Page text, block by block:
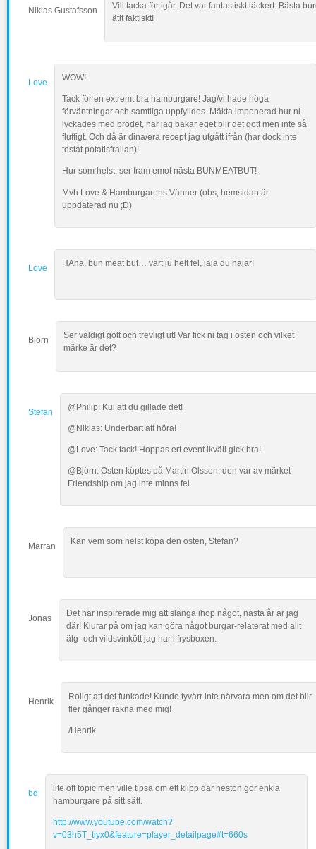
Niklas Gustafsson
Vill tacka för igår. Det var fantastiskt läckert. Bästa
ätit faktiskt!
Love WOW!
Tack för en extremt bra hamburgare! Jag/vi hade höga
förväntningar och samtliga uppfylldes. Mäkta imponerad hur ni
lyckades med brödet, när jag bakar eget blir det gott men inte så
fluffigt. Och då är dina/era recept jag utgått ifrån (har dock inte
testat potatisfrallan)!
Hur som helst, ser fram emot nästa BUNMEATBUT!
Mvh Love & Hamburgarens Vänner (obs, hemsidan är
uppdaterad nu ;D)
Love HAha, bun meat but… vart ju helt fel, jaja du hajar!
Björn
Ser väldigt gott och trevligt ut! Var fick ni tag i osten och vilket
märke är det?
Stefan @Philip: Kul att du gillade det!
@Niklas: Underbart att höra!
@Love: Tack tack! Hoppas ert event ikväll gick bra!
@Björn: Osten köptes på Martin Olsson, den var av märket
Friendship om jag inte minns fel.
Marran Kan vem som helst köpa den osten, Stefan?
Jonas
Det här inspirerade mig att slänga ihop något, nästa år är jag
där! Klurar på om jag kan göra något burgar-relaterat med allt
älg- och vildsvinkött jag har i frysboxen.
Henrik
Roligt att det funkade! Kunde tyvärr inte närvara men om det blir
fler gånger räkna med mig!
/Henrik
bd
lite off topic men ville tipsa om ett klipp där heston gör enkla
hamburgare på sitt sätt.
http://www.youtube.com/watch?
v=03h5T_tiyx0&feature=player_detailpage#t=660s